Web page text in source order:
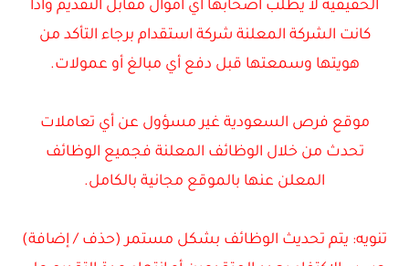
الحقيقية لا يطلب أصحابها أي أموال مقابل التقديم واذا
كانت الشركة المعلنة شركة استقدام برجاء التأكد من
هويتها وسمعتها قبل دفع أي مبالغ أو عمولات.
موقع فرص السعودية غير مسؤول عن أي تعاملات
تحدث من خلال الوظائف المعلنة فجميع الوظائف
المعلن عنها بالموقع مجانية بالكامل.
تنويه: يتم تحديث الوظائف بشكل مستمر (حذف / إضافة)